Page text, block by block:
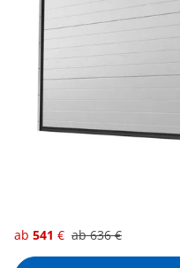
ab 541 € ab636€